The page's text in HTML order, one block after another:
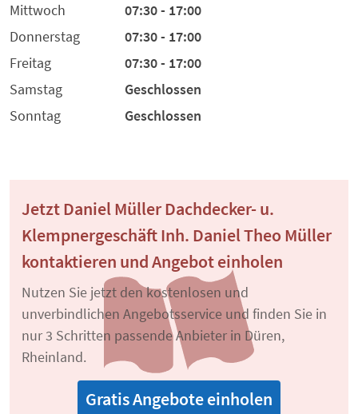
Mittwoch
07:30 - 17:00
Donnerstag
07:30 - 17:00
Freitag
07:30 - 17:00
Samstag
Geschlossen
Sonntag
Geschlossen
Jetzt Daniel Müller Dachdecker- u.
Klempnergeschäft Inh. Daniel Theo Müller
kontaktieren und Angebot einholen
Nutzen Sie jetzt den kostenlosen und
unverbindlichen Angebotsservice und finden Sie in
nur 3 Schritten passende Anbieter in Düren,
Rheinland.
Gratis Angebote einholen